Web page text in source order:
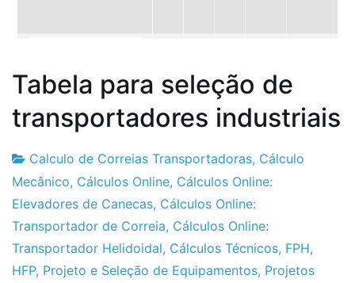
Tabela para seleção de
transportadores industriais
Fabrica
do
Projeto
11
de
Setembro
de
2024
Calculo de Correias Transportadoras, Cálculo
Mecânico, Cálculos Online, Cálculos Online:
Elevadores de Canecas, Cálculos Online:
Transportador de Correia, Cálculos Online:
Transportador Helidoidal, Cálculos Técnicos, FPH,
HFP, Projeto e Seleção de Equipamentos, Projetos